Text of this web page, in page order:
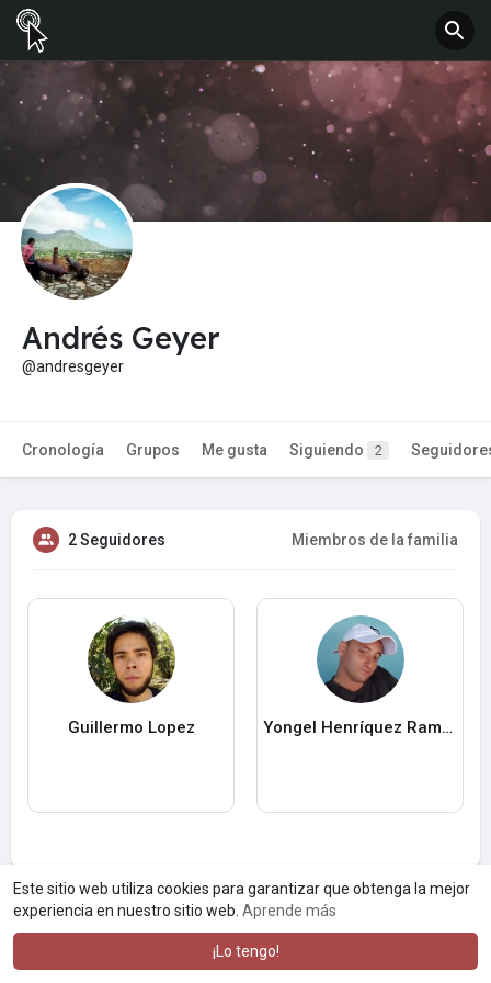
Este sitio web utiliza cookies para garantizar que obtenga la mejor
experiencia en nuestro sitio web. Aprende más
¡Lo tengo!
Andrés Geyer
@andresgeyer
Cronología Grupos Me gusta Siguiendo 2
2 Seguidores Miembros de la familia
Guillermo Lopez Yongel Henríquez Ramos